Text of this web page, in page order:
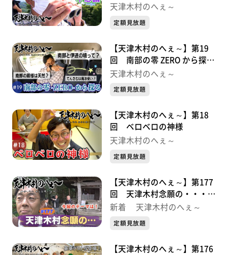
部・伊達の藩境を探る②
天津木村のへぇ～
定額見放題
【天津木村のへぇ～】第19
回 南部の零 ZERO から探
る 南部・伊達の藩境①
天津木村のへぇ～
定額見放題
【天津木村のへぇ～】第18
回 ベロベロの神様
天津木村のへぇ～
定額見放題
【天津木村のへぇ～】第177
回 天津木村念願の・・・義
経北行伝説序章①
新着 天津木村のへぇ～
定額見放題
【天津木村のへぇ～】第176